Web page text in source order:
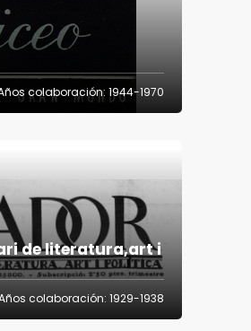
colaboración: 1944-1970
de literatura,art i
colaboración: 1929-1938